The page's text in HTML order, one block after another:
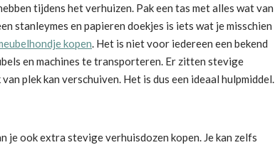
tijdens het verhuizen. Pak een tas met alles wat van
stanleymes en papieren doekjes is iets wat je misschien
kopen. Het is niet voor iedereen een bekend
en machines te transporteren. Er zitten stevige
plek kan verschuiven. Het is dus een ideaal hulpmiddel.
je ook extra stevige verhuisdozen kopen. Je kan zelfs